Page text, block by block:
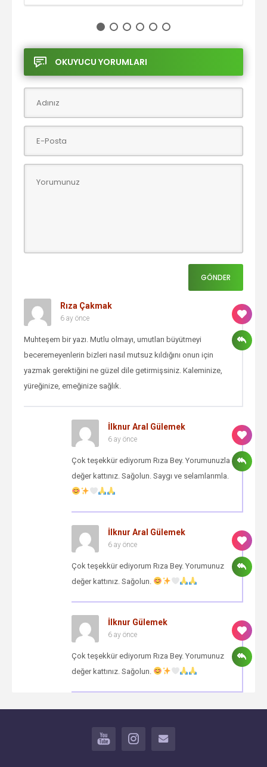
OKUYUCU YORUMLARI
Rıza Çakmak
6 ay önce
Muhteşem bir yazı. Mutlu olmayı, umutları büyütmeyi
beceremeyenlerin bizleri nasıl mutsuz kıldığını onun için
yazmak gerektiğini ne güzel dile getirmişsiniz. Kaleminize,
yüreğinize, emeğinize sağlık.
İlknur Aral Gülemek
6 ay önce
Çok teşekkür ediyorum Rıza Bey. Yorumunuzla
değer kattınız. Sağolun. Saygı ve selamlarımla.
İlknur Aral Gülemek
6 ay önce
Çok teşekkür ediyorum Rıza Bey. Yorumunuz
değer kattınız. Sağolun.
İlknur Gülemek
6 ay önce
Çok teşekkür ediyorum Rıza Bey. Yorumunuz
değer kattınız. Sağolun.